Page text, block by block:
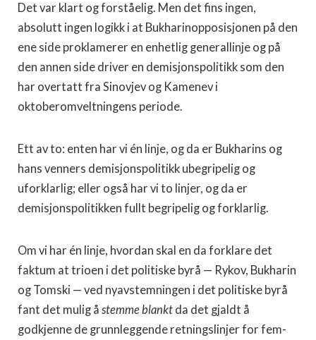
Det var klart og forståelig. Men det fins ingen,
absolutt ingen logikk i at Bukharinopposisjonen på den
ene side proklamerer en enhetlig generallinje og på
den annen side driver en demisjonspolitikk som den
har overtatt fra Sinovjev og Kamenev i
oktoberomveltningens periode.
Ett av to: enten har vi én linje, og da er Bukharins og
hans venners demisjonspolitikk ubegripelig og
uforklarlig; eller også har vi to linjer, og da er
demisjonspolitikken fullt begripelig og for­klarlig.
Om vi har én linje, hvordan skal en da forklare det
faktum at trioen i det politiske byrå — Rykov, Bukharin
og Tomski — ved nyavstemningen i det politiske byrå
fant det mulig å stemme blankt da det gjaldt å
godkjenne de grunnleggende retningslinjer for fem­